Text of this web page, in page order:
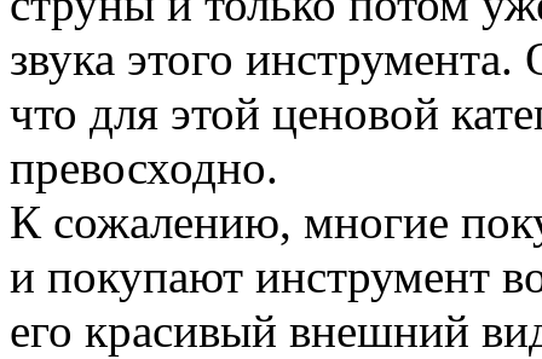
звука этого инструмента.
что для этой ценовой
превосходно.
К сожалению, многие
и покупают инструмент
его красивый внешний